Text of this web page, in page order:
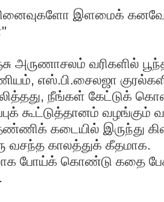
இளமைக்
அருணாசலம் வரிகளில்
எஸ்.பி.சைலஜா
நீங்கள் கேட்டுக்
கூட்டுத்தானம் வழங்கும்
கடையில் இருந்து
வசந்த காலத்துக் கீதமாக.
போய்க் கொண்டு கதை